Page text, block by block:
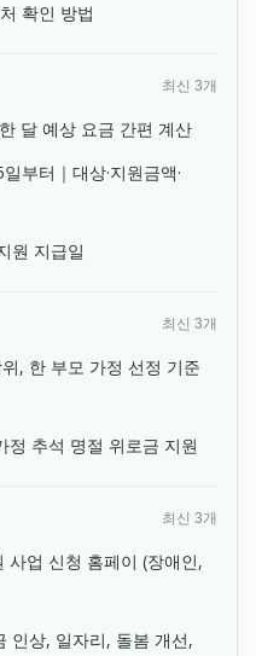
확인 방법
최신 3개
달 예상 요금 간편 계산
부터｜대상·지원금액·
원 지급일
최신 3개
, 한 부모 가정 선정 기준
정 추석 명절 위로금 지원
최신 3개
사업 신청 홈페이 (장애인,
인상, 일자리, 돌봄 개선,